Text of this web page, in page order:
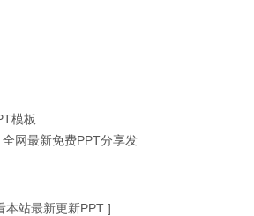
模板
网最新免费PPT分享发
本站最新更新PPT ]